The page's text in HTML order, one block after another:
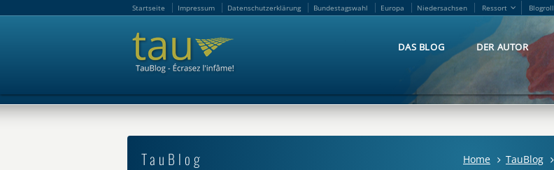
Startseite Impressum Datenschutzerklärung Bundestagswahl Europa Niedersachsen Ressort Blogroll
DAS BLOG DER AUTOR
TauBlog Home TauBlog
Startseite Impressum Datenschutzerklärung Bundestagswahl Europa Niedersachsen Ressort Blogroll
DAS BLOG DER AUTOR